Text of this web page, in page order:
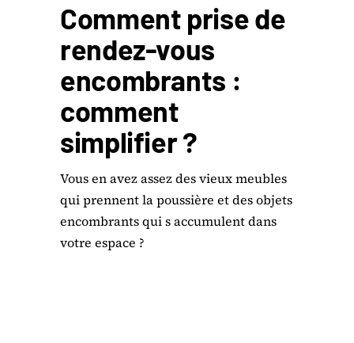
Comment prise de
rendez-vous
encombrants :
comment
simplifier ?
Vous en avez assez des vieux meubles
qui prennent la poussière et des objets
encombrants qui s accumulent dans
votre espace ?